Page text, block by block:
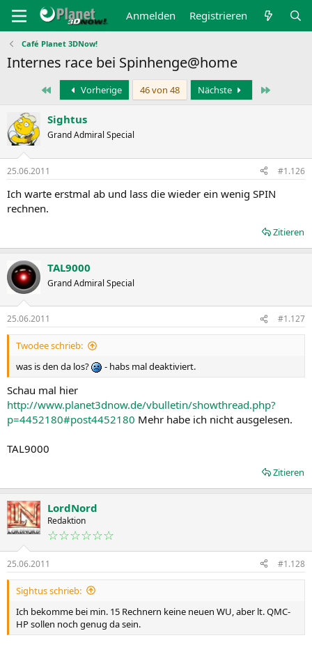
Anmelden Registrieren
Café Planet 3DNow!
Internes race bei Spinhenge@home
Erste Vorherige 46 von 48 Nächste
Sightus
Grand Admiral Special
25.06.2011 #1.126
Ich warte erstmal ab und lass die wieder ein wenig SPIN
rechnen.
Zitieren
TAL9000
Grand Admiral Special
25.06.2011 #1.127
Twodee schrieb:
was is den da los?
- habs mal deaktiviert.
Schau mal hier
http://www.planet3dnow.de/vbulletin/showthread.php?
p=4452180#post4452180 Mehr habe ich nicht ausgelesen.
TAL9000
Zitieren
LordNord
Redaktion
☆☆☆☆☆☆
25.06.2011 #1.128
Sightus schrieb:
Ich bekomme bei min. 15 Rechnern keine neuen WU, aber lt. QMC-
HP sollen noch genug da sein.